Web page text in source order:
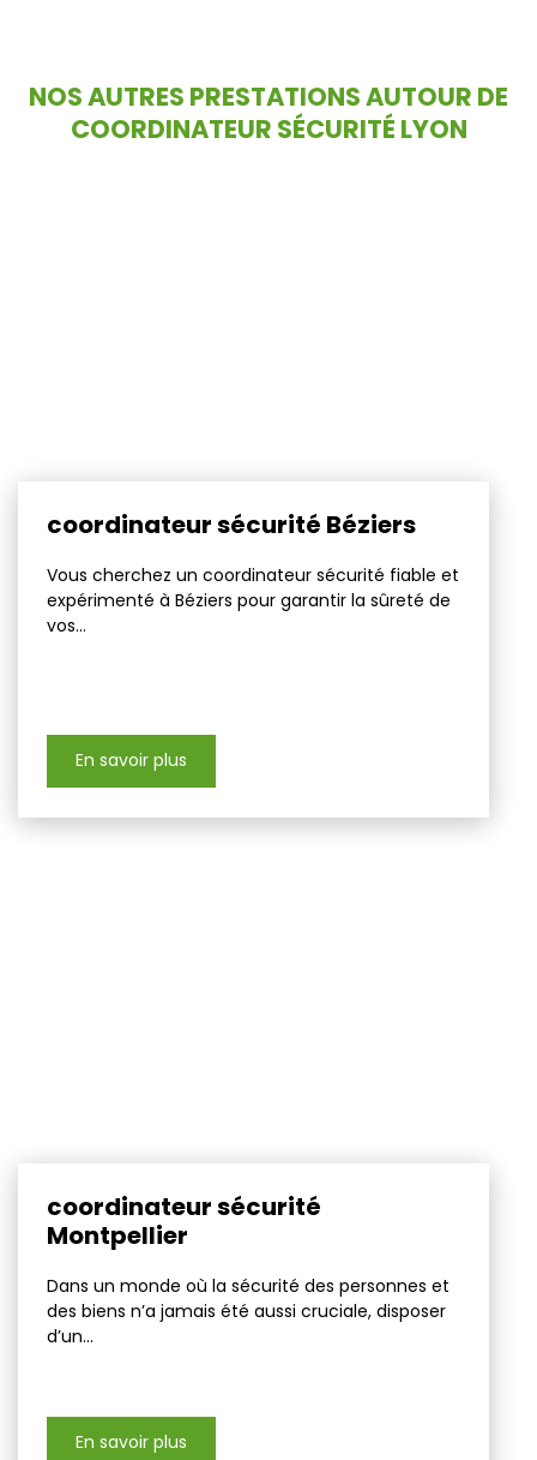
NOS AUTRES PRESTATIONS AUTOUR DE
COORDINATEUR SÉCURITÉ LYON
coordinateur sécurité Béziers
Vous cherchez un coordinateur sécurité fiable et
expérimenté à Béziers pour garantir la sûreté de
vos...
En savoir plus
coordinateur sécurité
Montpellier
Dans un monde où la sécurité des personnes et
des biens n’a jamais été aussi cruciale, disposer
d’un...
En savoir plus